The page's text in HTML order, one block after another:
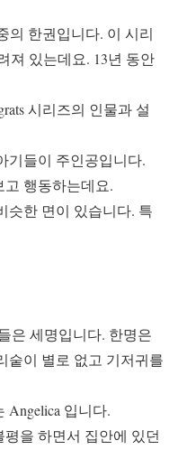
의 한권입니다. 이 시리
져 있는데요. 13년 동안
시리즈의 인물과 설
기들이 주인공입니다.
행동하는데요.
슷한 면이 있습니다. 특
은 세명입니다. 한명은
숱이 별로 없고 기저귀를
Angelica 입니다.
을 하면서 집안에 있던